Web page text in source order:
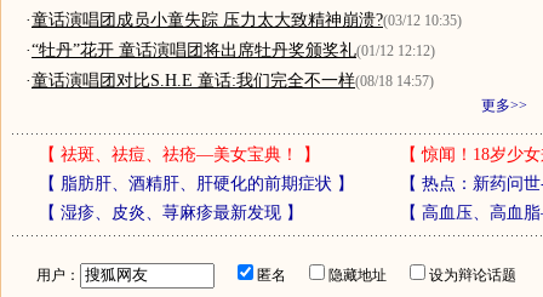
·童话演唱团成员小童失踪 压力太大致精神崩溃?(03/12 10:35)
·“牡丹”花开 童话演唱团将出席牡丹奖颁奖礼(01/12 12:12)
·童话演唱团对比S.H.E 童话:我们完全不一样(08/18 14:57)
更多>>
【 祛斑、祛痘、祛疮—美女宝典！ 】 【惊闻！18岁少
【 脂肪肝、酒精肝、肝硬化的前期症状 】 【 热点：新药问
【 湿疹、皮炎、荨麻疹最新发现】 【 高血压、高血
用户： 匿名 隐藏地址
设为辩论话题